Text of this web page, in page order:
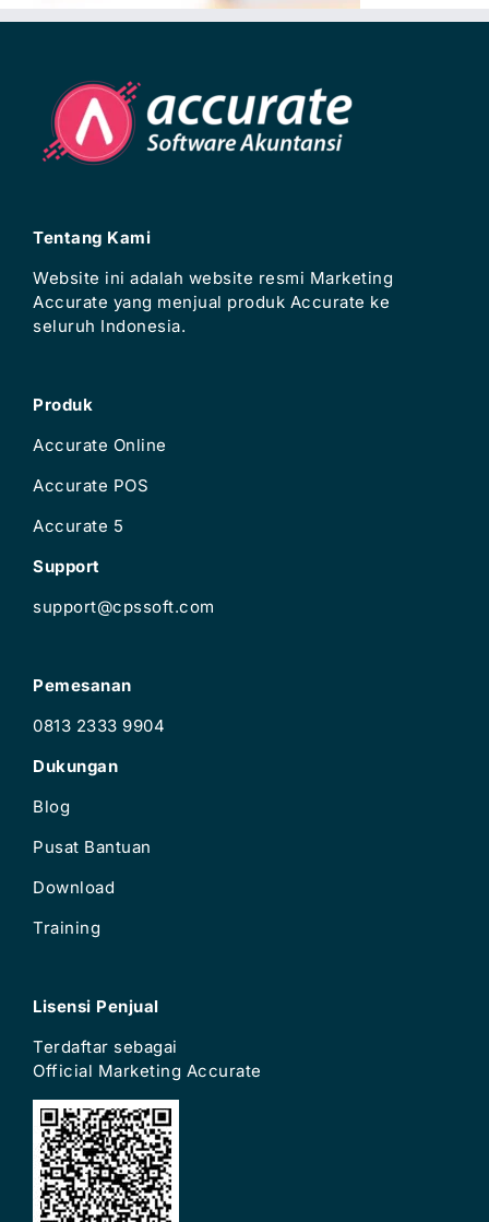
Tentang Kami
Website ini adalah website resmi Marketing
Accurate yang menjual produk Accurate ke
seluruh Indonesia.
Produk
Accurate Online
Accurate POS
Accurate 5
Support
support@cpssoft.com
Pemesanan
0813 2333 9904
Dukungan
Blog
Pusat Bantuan
Download
Training
Lisensi Penjual
Terdaftar sebagai
Official Marketing Accurate